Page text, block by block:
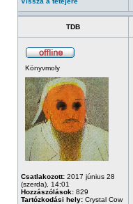
TDB
Könyvmoly
Csatlakozott: 2017 június 28
(szerda), 14:01
Hozzászólások: 829
Tartózkodási hely: Crystal Cow